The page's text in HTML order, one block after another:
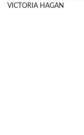
VICTORIA HAGAN